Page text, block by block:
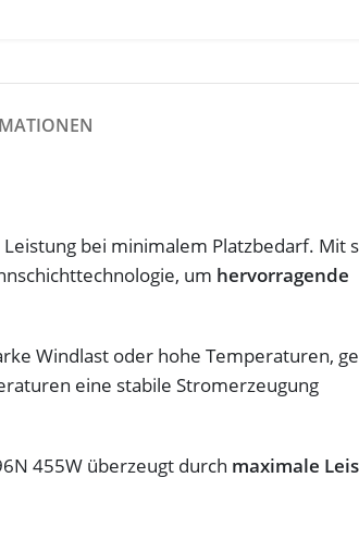
bei minimalem Platzbedarf. Mit
um hervorragende
Windlast oder hohe Temperaturen,
eine stabile Stromerzeugung
455W überzeugt durch maximale